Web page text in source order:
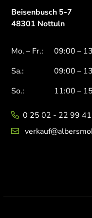
Beisenbusch 5-7
48301 Nottuln
Mo. – Fr.:
09:00 –
Sa.:
09:00 –
So.:
11:00 –
0 25 02 - 22 99